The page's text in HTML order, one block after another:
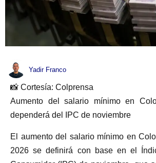
Yadir Franco
📸 Cortesía: Colprensa
Aumento del salario mínimo en
dependerá del IPC de noviembre
El aumento del salario mínimo en
2026 se definirá con base en el